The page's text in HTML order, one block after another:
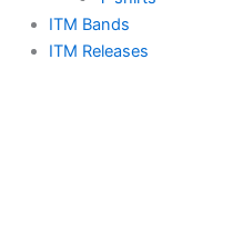
ITM Bands
ITM Releases